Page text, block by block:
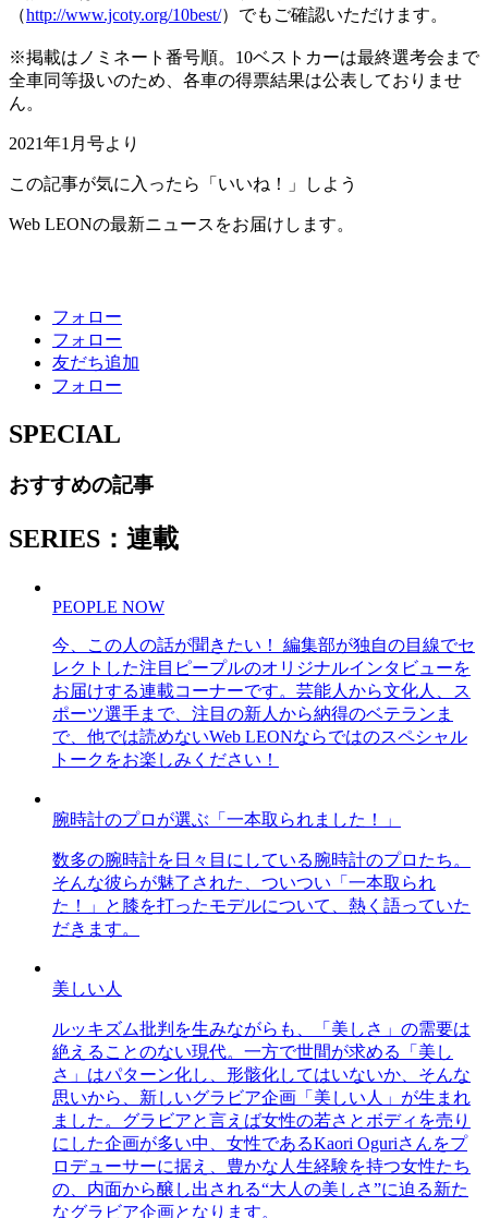
（http://www.jcoty.org/10best/）でもご確認いただけます。
※掲載はノミネート番号順。10ベストカーは最終選考会まで
全車同等扱いのため、各車の得票結果は公表しておりませ
ん。
2021年1月号より
この記事が気に入ったら「いいね！」しよう
Web LEONの最新ニュースをお届けします。
フォロー
フォロー
友だち追加
フォロー
SPECIAL
おすすめの記事
SERIES：連載
PEOPLE NOW
今、この人の話が聞きたい！ 編集部が独自の目線でセ
レクトした注目ピープルのオリジナルインタビューを
お届けする連載コーナーです。芸能人から文化人、ス
ポーツ選手まで、注目の新人から納得のベテランま
で、他では読めないWeb LEONならではのスペシャル
トークをお楽しみください！
腕時計のプロが選ぶ「一本取られました！」
数多の腕時計を日々目にしている腕時計のプロたち。
そんな彼らが魅了された、ついつい「一本取られ
た！」と膝を打ったモデルについて、熱く語っていた
だきます。
美しい人
ルッキズム批判を生みながらも、「美しさ」の需要は
絶えることのない現代。一方で世間が求める「美し
さ」はパターン化し、形骸化してはいないか、そんな
思いから、新しいグラビア企画「美しい人」が生まれ
ました。グラビアと言えば女性の若さとボディを売り
にした企画が多い中、女性であるKaori Oguriさんをプ
ロデューサーに据え、豊かな人生経験を持つ女性たち
の、内面から醸し出される“大人の美しさ”に迫る新た
なグラビア企画となります。